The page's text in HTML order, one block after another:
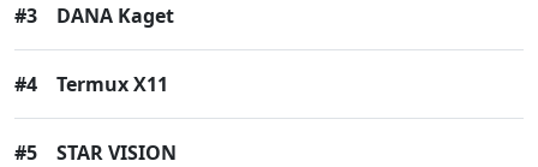
#3 DANA Kaget
#4 Termux X11
#5 STAR VISION